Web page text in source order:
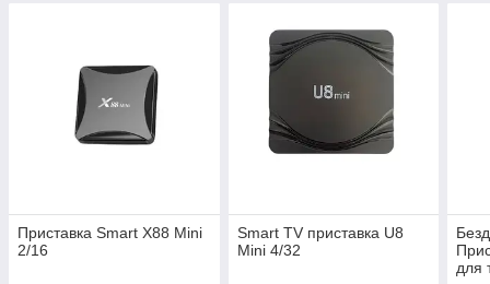
Приставка Smart X88 Mini
2/16
Smart TV приставка U8
Mini 4/32
для